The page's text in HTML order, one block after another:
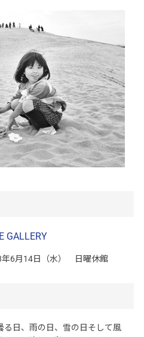
GALLERY
年6月14日（水） 日曜休館
る日、雨の日、雪の日そして風